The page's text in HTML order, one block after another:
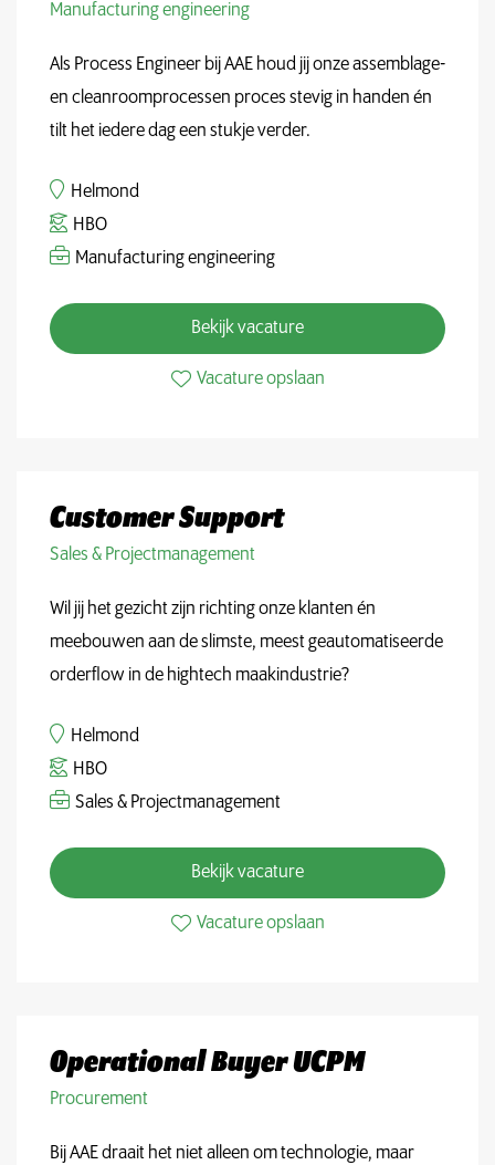
Manufacturing engineering
Als Process Engineer bij AAE houd jij onze assemblage-
en cleanroomprocessen proces stevig in handen én
tilt het iedere dag een stukje verder.
Helmond
HBO
Manufacturing engineering
Bekijk vacature
Vacature opslaan
Customer Support
Sales & Projectmanagement
Wil jij het gezicht zijn richting onze klanten én
meebouwen aan de slimste, meest geautomatiseerde
orderflow in de hightech maakindustrie?
Helmond
HBO
Sales & Projectmanagement
Bekijk vacature
Vacature opslaan
Operational Buyer UCPM
Procurement
Bij AAE draait het niet alleen om technologie, maar